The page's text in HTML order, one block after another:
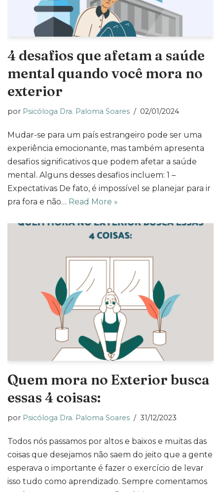
4 desafios que afetam a saúde
mental quando você mora no
exterior
por Psicóloga Dra. Paloma Soares 02/01/2024
Mudar-se para um país estrangeiro pode ser uma
experiência emocionante, mas também apresenta
desafios significativos que podem afetar a saúde
mental. Alguns desses desafios incluem: 1 –
Expectativas De fato, é impossível se planejar para ir
pra fora e não… Read More »
Quem mora no Exterior busca
essas 4 coisas:
por Psicóloga Dra. Paloma Soares 31/12/2023
Todos nós passamos por altos e baixos e muitas das
coisas que desejamos não saem do jeito que a gente
esperava o importante é fazer o exercício de levar
isso tudo como aprendizado. Sempre comentamos